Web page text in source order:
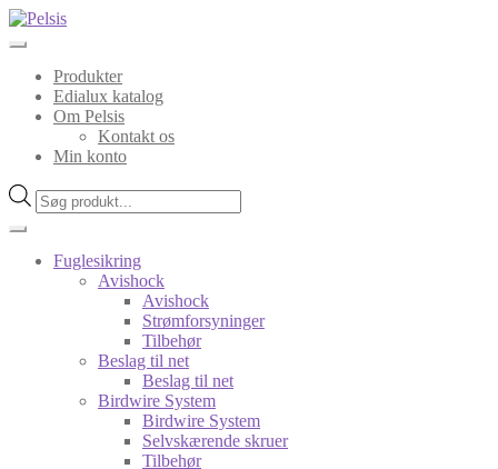
Spring
Spring
Produkter
Edialux katalog
Om Pelsis
Kontakt os
Min konto
Products
search
Fuglesikring
Avishock
Avishock
Strømforsyninger
Tilbehør
Beslag til net
Beslag til net
Birdwire System
Birdwire System
Selvskærende skruer
Tilbehør